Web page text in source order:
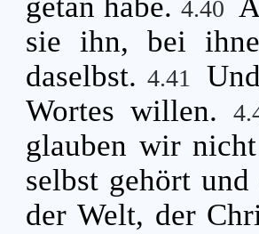
4.40
sie ihn, bei
daselbst. 4.41
Wortes willen.
glauben wir
selbst gehört
der Welt, der